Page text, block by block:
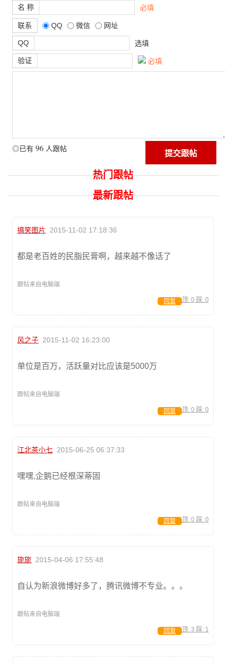
名 称 必填
联系 QQ 微信 网址
QQ 选填
验证 必填
◎已有 96 人跟帖
热门跟帖
最新跟帖
搞笑图片 2015-11-02 17:18:36
都是老百姓的民脂民膏啊，越来越不像话了
跟帖来自电脑端
顶: 0 踩: 0
回复
风之子 2015-11-02 16:23:00
单位是百万，活跃量对比应该是5000万
跟帖来自电脑端
顶: 0 踩: 0
回复
江北茶小七 2015-06-25 06:37:33
嘿嘿,企鹅已经根深蒂固
跟帖来自电脑端
顶: 0 踩: 0
回复
旎旎 2015-04-06 17:55:48
自认为新浪微博好多了，腾讯微博不专业。。。
跟帖来自电脑端
顶: 3 踩: 1
回复